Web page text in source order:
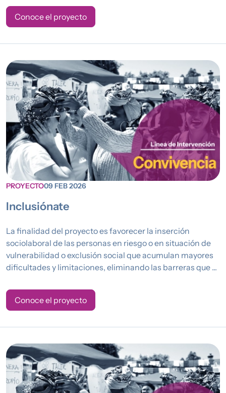
Conoce el proyecto
PROYECTO09 FEB 2026
Inclusiónate
La finalidad del proyecto es favorecer la inserción
sociolaboral de las personas en riesgo o en situación de
vulnerabilidad o exclusión social que acumulan mayores
dificultades y limitaciones, eliminando las barreras que ...
Conoce el proyecto